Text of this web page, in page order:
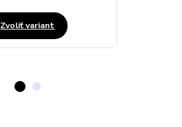
Zvoliť variant